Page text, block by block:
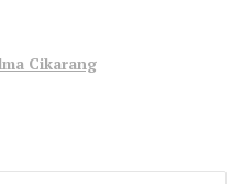
Cikarang